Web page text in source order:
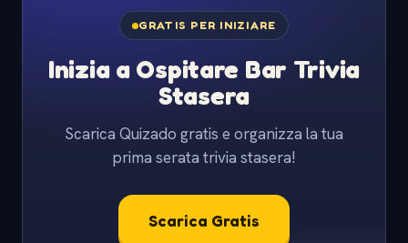
GRATIS PER INIZIARE
Inizia a Ospitare Bar Trivia
Stasera
Scarica Quizado gratis e organizza la tua
prima serata trivia stasera!
Scarica Gratis